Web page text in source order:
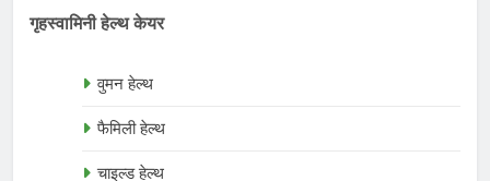
गृहस्वामिनी हेल्थ केयर
वुमन हेल्थ
फैमिली हेल्थ
चाइल्ड हेल्थ